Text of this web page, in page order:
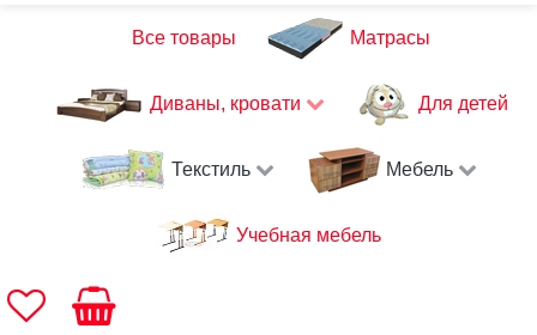
Все товары Матрасы
Диваны, кровати Для детей
Текстиль Мебель
Учебная мебель